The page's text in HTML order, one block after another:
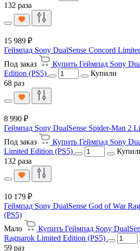
132 раза
15 989 ₽
Геймпад Sony DualSense Concord
Под заказ
Купить Геймпад Sony
Edition (PS5)
Купили
68 раз
8 990 ₽
Геймпад Sony DualSense Spider-Man 2
Под заказ
Купить Геймпад Sony
Limited Edition (PS5)
132 раза
10 179 ₽
Геймпад Sony DualSense God of War
(PS5)
Мало
Купить Геймпад Sony
Ragnarok Limited Edition (PS5)
59 раз